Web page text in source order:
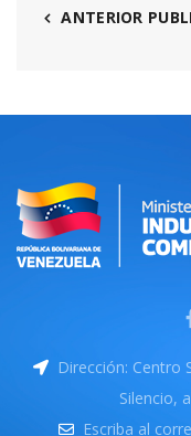
ANTERIOR
Dirección: Centro
Silencio,
Escriba al